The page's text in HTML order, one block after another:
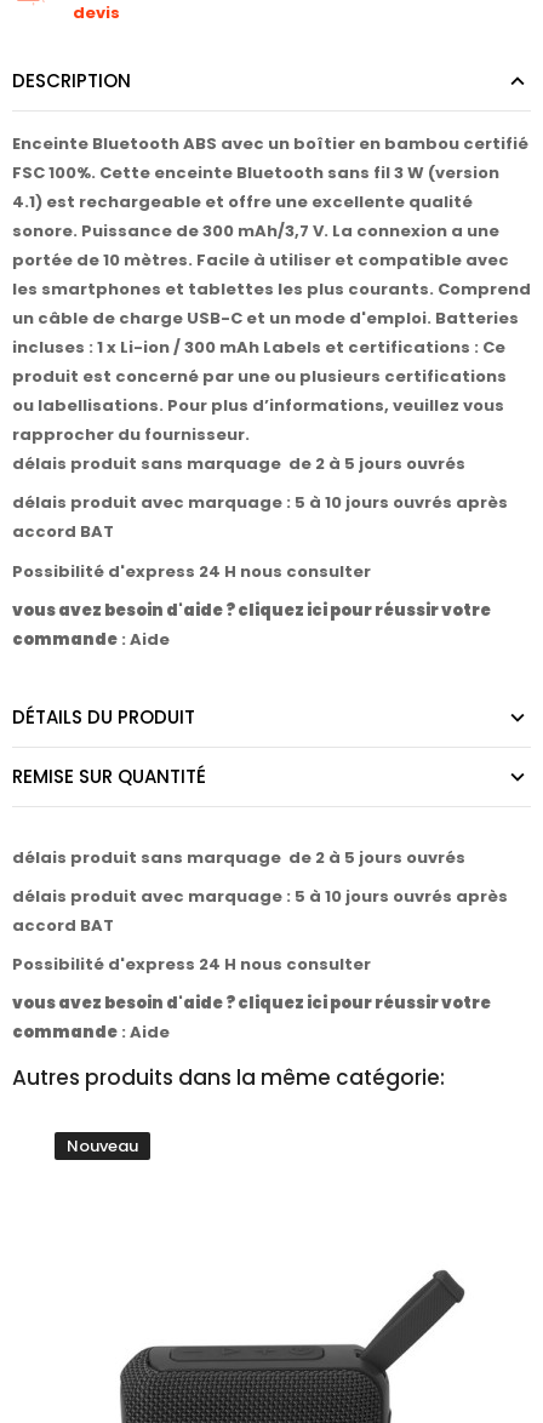
devis
DESCRIPTION
Enceinte Bluetooth ABS avec un boîtier en bambou certifié
FSC 100%. Cette enceinte Bluetooth sans fil 3 W (version
4.1) est rechargeable et offre une excellente qualité
sonore. Puissance de 300 mAh/3,7 V. La connexion a une
portée de 10 mètres. Facile à utiliser et compatible avec
les smartphones et tablettes les plus courants. Comprend
un câble de charge USB-C et un mode d'emploi. Batteries
incluses : 1 x Li-ion / 300 mAh Labels et certifications : Ce
produit est concerné par une ou plusieurs certifications
ou labellisations. Pour plus d’informations, veuillez vous
rapprocher du fournisseur.
délais produit sans marquage de 2 à 5 jours ouvrés
délais produit avec marquage : 5 à 10 jours ouvrés après
accord BAT
Possibilité d'express 24 H nous consulter
vous avez besoin d'aide ? cliquez ici pour réussir votre
commande : Aide
DÉTAILS DU PRODUIT
REMISE SUR QUANTITÉ
délais produit sans marquage de 2 à 5 jours ouvrés
délais produit avec marquage : 5 à 10 jours ouvrés après
accord BAT
Possibilité d'express 24 H nous consulter
vous avez besoin d'aide ? cliquez ici pour réussir votre
commande : Aide
Autres produits dans la même catégorie:
Nouveau